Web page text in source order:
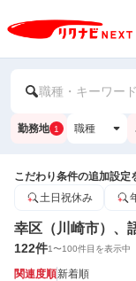
職種・キーワー
勤務地 1 職種
こだわり条件の追加設定
土日祝休み
幸区（川崎市）、
122件1〜100件目を表示中
関連度順新着順